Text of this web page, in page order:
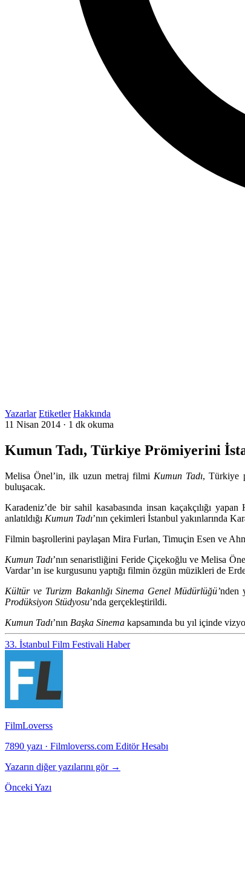
Yazarlar Etiketler Hakkında
11 Nisan 2014 · 1 dk okuma
Kumun Tadı, Türkiye Prömiyerini
Melisa Önel’in, ilk uzun metraj filmi Kumun Tadı, Türkiye
buluşacak.
Karadeniz’de bir sahil kasabasında insan kaçakçılığı
anlatıldığı Kumun Tadı’nın çekimleri İstanbul yakınlarında
Filmin başrollerini paylaşan Mira Furlan, Timuçin Esen ve
Kumun Tadı’nın senaristliğini Feride Çiçekoğlu ve Melisa
Vardar’ın ise kurgusunu yaptığı filmin özgün müzikleri de
Kültür ve Turizm Bakanlığı Sinema Genel Müdürlüğü’nden
Prodüksiyon Stüdyosu’nda gerçekleştirildi.
Kumun Tadı’nın Başka Sinema kapsamında bu yıl içinde
33. İstanbul Film Festivali Haber
FilmLoverss
7890 yazı · Filmloverss.com Editör Hesabı
Yazarın diğer yazılarını gör →
Önceki Yazı